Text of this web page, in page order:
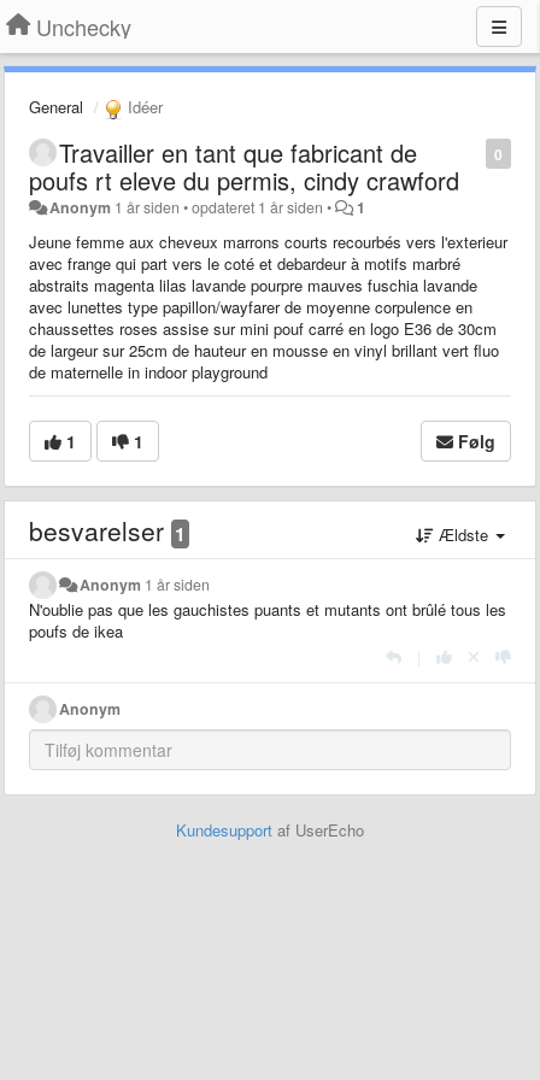
Unchecky
General Idéer
0
Travailler en tant que fabricant de
poufs rt eleve du permis, cindy crawford
Anonym 1 år siden •opdateret 1 år siden • 1
Jeune femme aux cheveux marrons courts recourbés vers l'exterieur
avec frange qui part vers le coté et debardeur à motifs marbré
abstraits magenta lilas lavande pourpre mauves fuschia lavande
avec lunettes type papillon/wayfarer de moyenne corpulence en
chaussettes roses assise sur mini pouf carré en logo E36 de 30cm
de largeur sur 25cm de hauteur en mousse en vinyl brillant vert fluo
de maternelle in indoor playground
1 1 Følg
besvarelser 1 Ældste
Anonym 1 år siden
N'oublie pas que les gauchistes puants et mutants ont brûlé tous les
poufs de ikea
Anonym
Kundesupport af UserEcho